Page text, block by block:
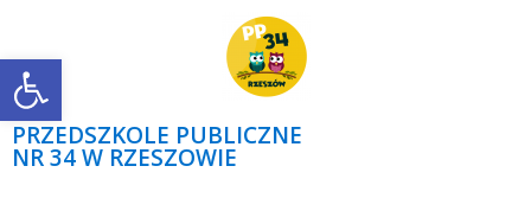
Open toolbar
PRZEDSZKOLE PUBLICZNE
NR 34 W RZESZOWIE